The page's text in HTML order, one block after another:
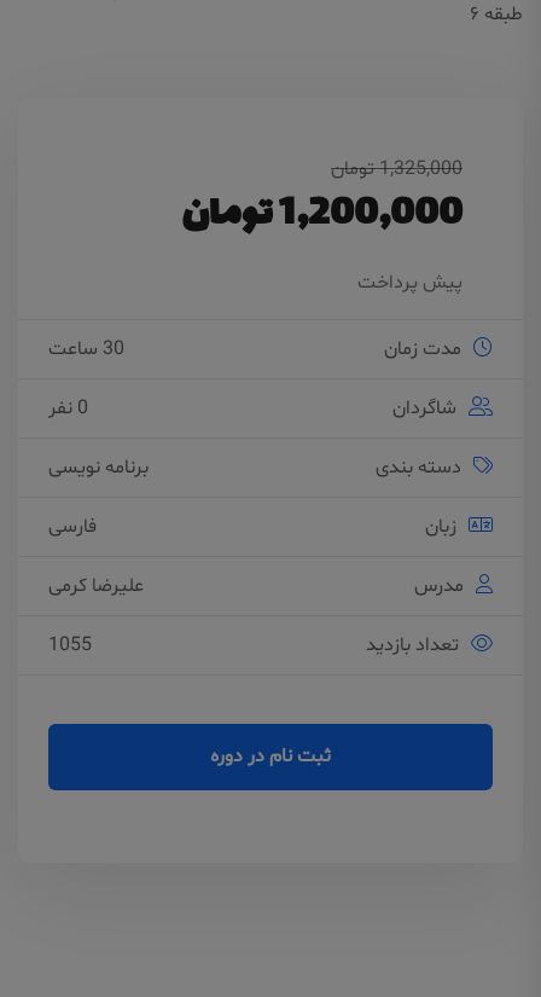
طبقه ۶
1,325,000 تومان
1,200,000 تومان
پیش پرداخت
مدت زمان 30 ساعت
شاگردان 0 نفر
دسته بندی برنامه نویسی
زبان فارسی
مدرس علیرضا کرمی
تعداد بازدید 1055
ثبت نام در دوره